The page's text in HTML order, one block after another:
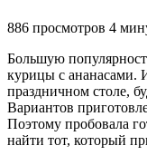
886 просмотров 4
Большую
курицы с ананасами.
праздничном столе,
Вариантов
Поэтому пробовала
найти тот, который